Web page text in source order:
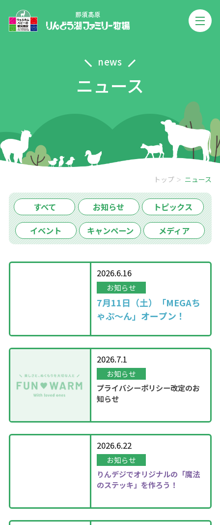
news
ニュース
トップ ニュース
すべて お知らせ トピックス
イベント キャンペーン メディア
2026.6.16
お知らせ
7月11日（土）「MEGAち
ゃぷ～ん」オープン！
2026.7.1
お知らせ
プライバシーポリシー改定のお
知らせ
2026.6.22
お知らせ
りんデジでオリジナルの「魔法
のステッキ」を作ろう！